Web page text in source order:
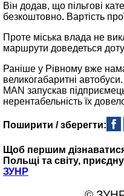
Він додав, що пільгові
безкоштовно. Вартість
Проте міська влада не
маршрути доведеться
Раніше у Рівному вже
великогабаритні
MAN запускав
нерентабельність їх
Поширити / зберегти:
Щоб першим
Польщі та світу,
ЗУНР